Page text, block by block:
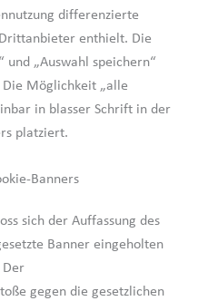
differenzierte
enthielt. Die
und „Auswahl speichern“
Möglichkeit „alle
in blasser Schrift in der
platziert.
Banners
sich der Auffassung des
Banner eingeholten
Der
gegen die gesetzlichen